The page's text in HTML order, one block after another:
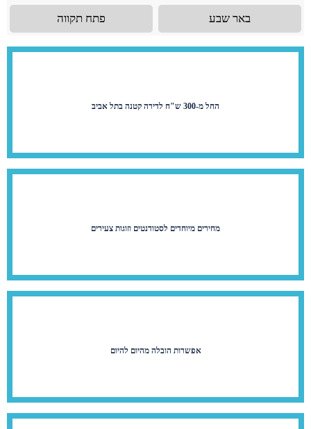
באר שבע פתח תקווה
החל מ-300 ש"ח לדירה קטנה בתל אביב
מחירים מיוחדים לסטודנטים וזוגות צעירים
אפשרות הובלה מהיום להיום